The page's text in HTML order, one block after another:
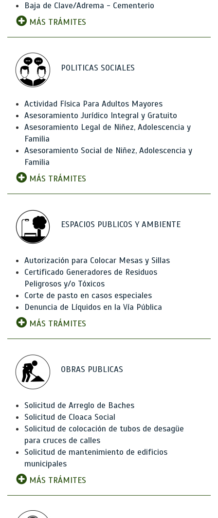
Baja de Clave/Adrema - Cementerio
MÁS TRÁMITES
POLITICAS SOCIALES
Actividad Física Para Adultos Mayores
Asesoramiento Jurídico Integral y Gratuito
Asesoramiento Legal de Niñez, Adolescencia y
Familia
Asesoramiento Social de Niñez, Adolescencia y
Familia
MÁS TRÁMITES
ESPACIOS PUBLICOS Y AMBIENTE
Autorización para Colocar Mesas y Sillas
Certificado Generadores de Residuos
Peligrosos y/o Tóxicos
Corte de pasto en casos especiales
Denuncia de Líquidos en la Vía Pública
MÁS TRÁMITES
OBRAS PUBLICAS
Solicitud de Arreglo de Baches
Solicitud de Cloaca Social
Solicitud de colocación de tubos de desagüe
para cruces de calles
Solicitud de mantenimiento de edificios
municipales
MÁS TRÁMITES